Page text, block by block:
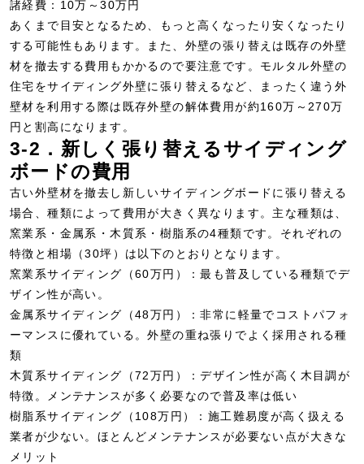
諸経費：10万～30万円
あくまで目安となるため、もっと高くなったり安くなったり
する可能性もあります。また、外壁の張り替えは既存の外壁
材を撤去する費用もかかるので要注意です。モルタル外壁の
住宅をサイディング外壁に張り替えるなど、まったく違う外
壁材を利用する際は既存外壁の解体費用が約160万～270万
円と割高になります。
3-2．新しく張り替えるサイディング
ボードの費用
古い外壁材を撤去し新しいサイディングボードに張り替える
場合、種類によって費用が大きく異なります。主な種類は、
窯業系・金属系・木質系・樹脂系の4種類です。それぞれの
特徴と相場（30坪）は以下のとおりとなります。
窯業系サイディング（60万円）：最も普及している種類でデ
ザイン性が高い。
金属系サイディング（48万円）：非常に軽量でコストパフォ
ーマンスに優れている。外壁の重ね張りでよく採用される種
類
木質系サイディング（72万円）：デザイン性が高く木目調が
特徴。メンテナンスが多く必要なので普及率は低い
樹脂系サイディング（108万円）：施工難易度が高く扱える
業者が少ない。ほとんどメンテナンスが必要ない点が大きな
メリット